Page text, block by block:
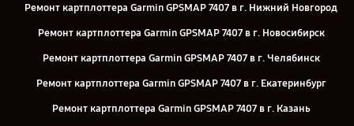
Ремонт картплоттера Garmin GPSMAP 7407 в г. Нижний Новгород
Ремонт картплоттера Garmin GPSMAP 7407 в г. Новосибирск
Ремонт картплоттера Garmin GPSMAP 7407 в г. Челябинск
Ремонт картплоттера Garmin GPSMAP 7407 в г. Екатеринбург
Ремонт картплоттера Garmin GPSMAP 7407 в г. Казань